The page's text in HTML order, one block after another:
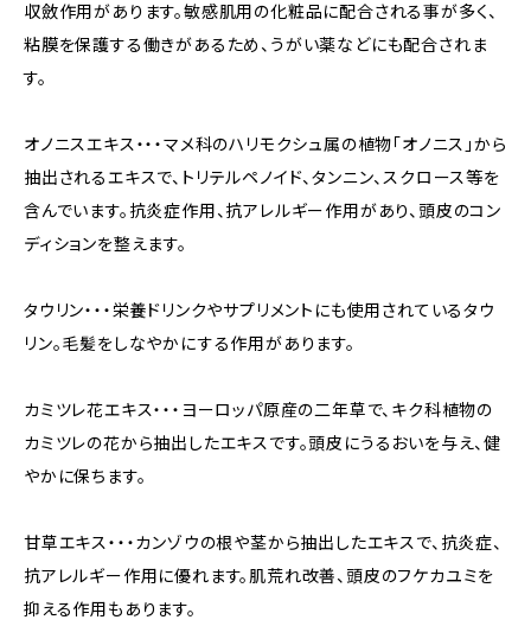
収斂作用があります。敏感肌用の化粧品に配合される事が多く、
粘膜を保護する働きがあるため、うがい薬などにも配合されま
す。
オノニスエキス・・・マメ科のハリモクシュ属の植物「オノニス」から
抽出されるエキスで、トリテルペノイド、タンニン、スクロース等を
含んでいます。抗炎症作用、抗アレルギー作用があり、頭皮のコン
ディションを整えます。
タウリン・・・栄養ドリンクやサプリメントにも使用されているタウ
リン。毛髪をしなやかにする作用があります。
カミツレ花エキス・・・ヨーロッパ原産の二年草で、キク科植物の
カミツレの花から抽出したエキスです。頭皮にうるおいを与え、健
やかに保ちます。
甘草エキス・・・カンゾウの根や茎から抽出したエキスで、抗炎症、
抗アレルギー作用に優れます。肌荒れ改善、頭皮のフケカユミを
抑える作用もあります。